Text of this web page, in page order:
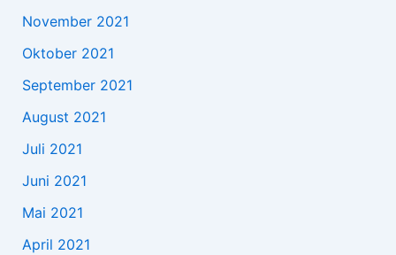
November 2021
Oktober 2021
September 2021
August 2021
Juli 2021
Juni 2021
Mai 2021
April 2021